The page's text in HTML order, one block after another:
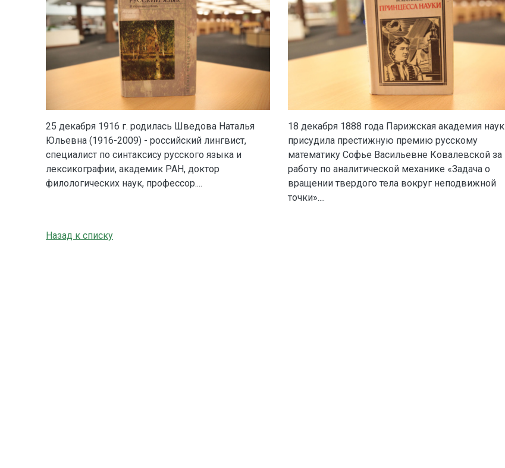
25 декабря 1916 г. родилась Шведова Наталья
Юльевна (1916-2009) - российский лингвист,
специалист по синтаксису русского языка и
лексикографии, академик РАН, доктор
филологических наук, профессор....
18 декабря 1888 года Парижская академия наук
присудила престижную премию русскому
математику Софье Васильевне Ковалевской за
работу по аналитической механике «Задача о
вращении твердого тела вокруг неподвижной
точки»....
Назад к списку